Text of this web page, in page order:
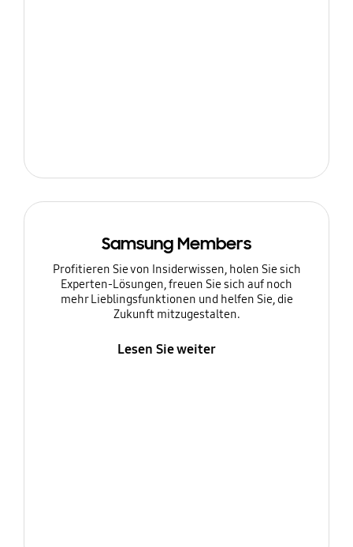
Samsung Members
Profitieren Sie von Insiderwissen, holen Sie sich
Experten-Lösungen, freuen Sie sich auf noch
mehr Lieblingsfunktionen und helfen Sie, die
Zukunft mitzugestalten.
Lesen Sie weiter